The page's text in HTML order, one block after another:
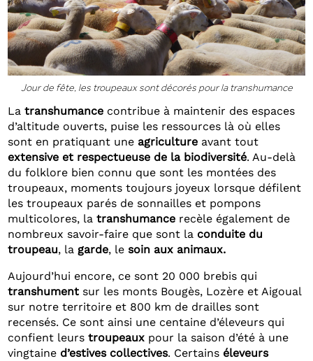
Jour de fête, les troupeaux sont décorés pour la transhumance
Latranshumance contribue à maintenir des espaces
d’altitude ouverts, puise les ressources là où elles
sont en pratiquant une agriculture avant tout
extensive et respectueuse de la biodiversité. Au-delà
du folklore bien connu que sont les montées des
troupeaux, moments toujours joyeux lorsque défilent
les troupeaux parés de sonnailles et pompons
multicolores, latranshumance recèle également de
nombreux savoir-faire que sont la conduite du
troupeau, la garde, lesoin aux animaux.
Aujourd’hui encore, ce sont 20 000 brebis qui
transhument sur les monts Bougès, Lozère et Aigoual
sur notre territoire et 800 km de drailles sont
recensés. Ce sont ainsi une centaine d’éleveurs qui
confient leurstroupeaux pour la saison d’été à une
vingtaine d’estives collectives. Certains éleveurs